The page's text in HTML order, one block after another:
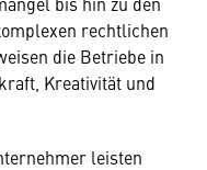
rechtlichen
die Betriebe in
Kreativität und
leisten